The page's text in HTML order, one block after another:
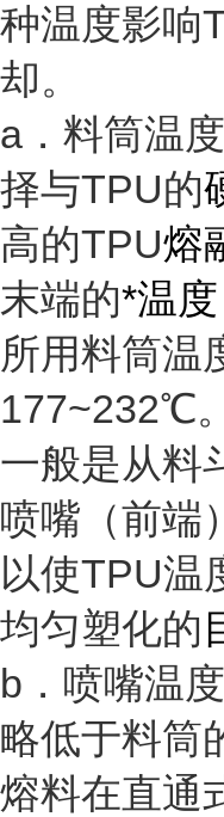
种温度影响
却。
a．料筒温
择与TPU的
高的TPU熔
末端的*温度
所用料筒温
177~232℃
一般是从料
喷嘴（前端
以使TPU温
均匀塑化的
b．喷嘴温
略低于料筒
熔料在直通